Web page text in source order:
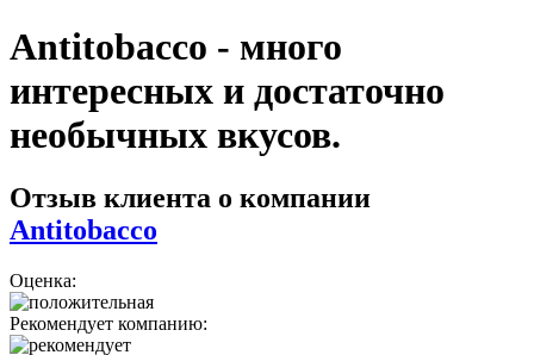
Antitobacco - много
интересных и достаточно
необычных вкусов.
Отзыв клиента о компании
Antitobacco
Оценка:
Рекомендует компанию: